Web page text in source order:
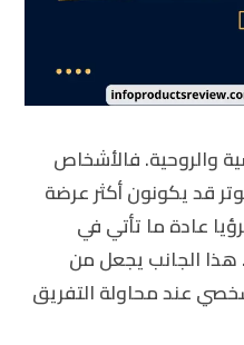
والروحية. فالأشخاص
قد يكونون أكثر عرضة
عادة ما تأتي في
هذا الجانب يجعل من
عند محاولة التفريق